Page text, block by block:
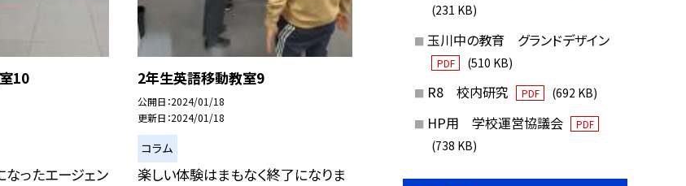
10
ったエージェン
2年生英語移動教室9
公開日 2024/01/18
更新日 2024/01/18
コラム
楽しい体験はまもなく終了になりま
(231 KB)
玉川中の教育 グランドデザイン
PDF (510 KB)
R8 校内研究 PDF (692 KB)
HP用 学校運営協議会 PDF
(738 KB)